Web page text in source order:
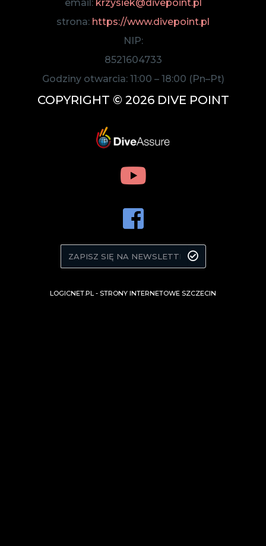
email: krzysiek@divepoint.pl
strona: https://www.divepoint.pl
NIP:
8521604733
Godziny otwarcia: 11:00 – 18:00 (Pn–Pt)
COPYRIGHT © 2026 DIVE POINT
LOGICNET.PL - STRONY INTERNETOWE SZCZECIN